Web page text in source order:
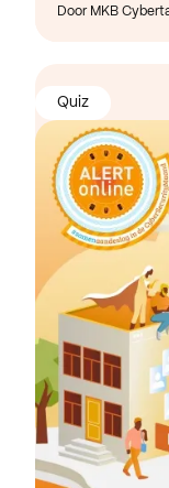
Door MKB
Quiz